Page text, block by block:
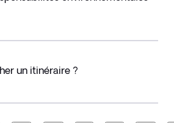
un itinéraire ?